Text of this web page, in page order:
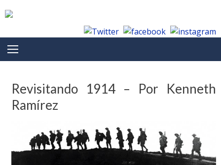
Revisitando 1914 – Por Kenneth
Ramírez